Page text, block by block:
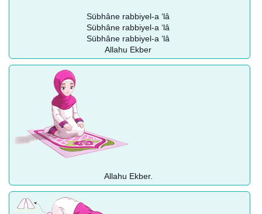
Sübhâne rabbiyel-a ‘lâ
Sübhâne rabbiyel-a ‘lâ
Sübhâne rabbiyel-a ‘lâ
Allahu Ekber
Allahu Ekber.